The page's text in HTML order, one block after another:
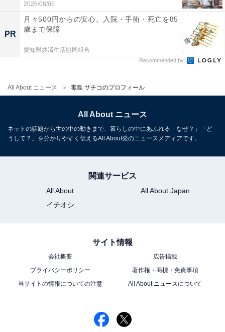
All About ニュース 毒島 サチコのプロフィール
2026/08/05
PR
月々500円からの安心。入院・手術・死亡を85
歳まで保障
愛知県共済生活協同組合
Recommended by
All About ニュース
ネットの話題から世の中の動きまで、暮らしの中にあふれる「なぜ？」「ど
うして？」を分かりやすく伝えるAll About発のニュースメディアです。
関連サービス
All About
All About Japan
イチオシ
サイト情報
会社概要
広告掲載
プライバシーポリシー
著作権・商標・免責事項
当サイトの情報についての注意
All About ニュースについて